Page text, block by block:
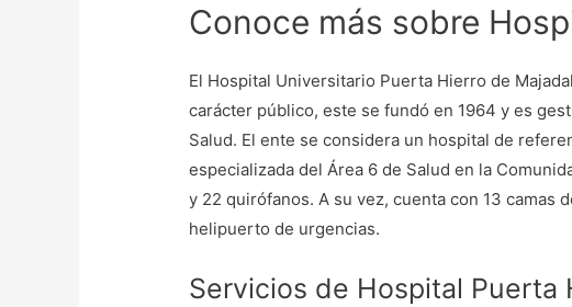
Conoce más sobre
El Hospital Universitario Puerta Hierro de
carácter público, este se fundó en 1964 y es
Salud. El ente se considera un hospital de
especializada del Área 6 de Salud en la
y 22 quirófanos. A su vez, cuenta con 13 camas
helipuerto de urgencias.
Servicios de Hospital Puerta